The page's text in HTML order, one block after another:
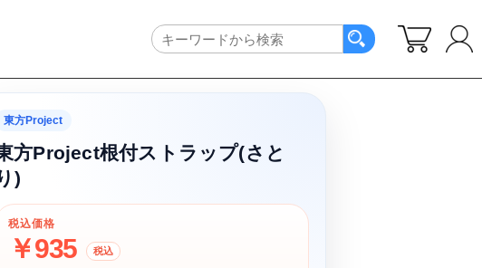
東方Project
方Project根付ストラップ(さと
)
税込価格
￥935 税込